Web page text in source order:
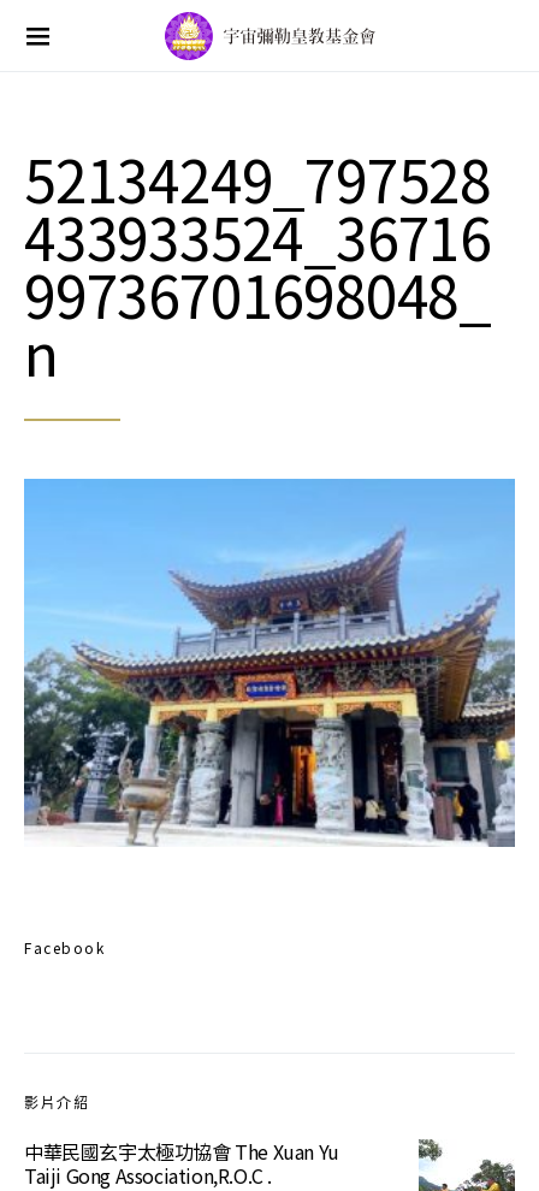
Search for:
52134249_797528
433933524_36716
99736701698048_
n
Facebook
影片介紹
中華民國玄宇太極功協會 The Xuan Yu
Taiji Gong Association,R.O.C .